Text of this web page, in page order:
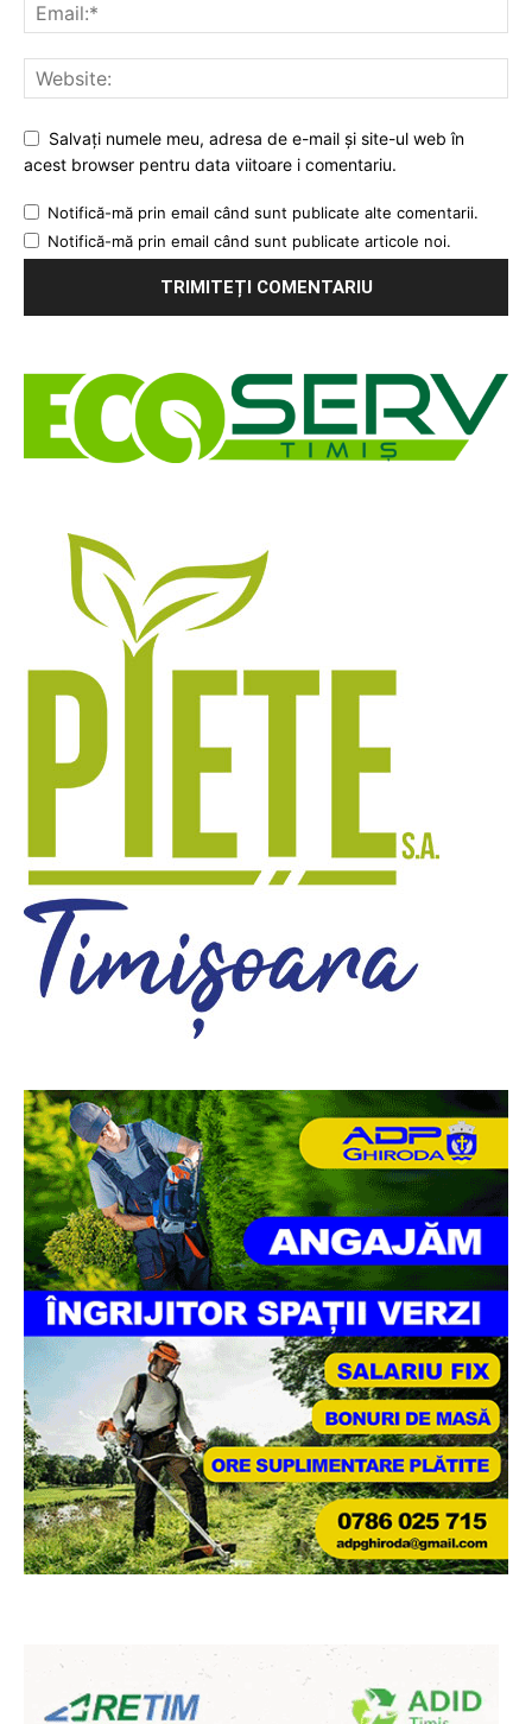
Salvați numele meu, adresa de e-mail și site-ul web în
acest browser pentru data viitoare i comentariu.
Notifică-mă prin email când sunt publicate alte comentarii.
Notifică-mă prin email când sunt publicate articole noi.